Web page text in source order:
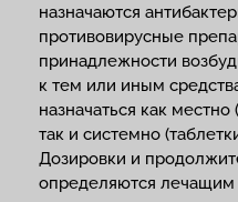
назначаются
противовирусные
принадлежности
к тем или иным
назначаться как
так и системно
Дозировки и
определяются лечащим